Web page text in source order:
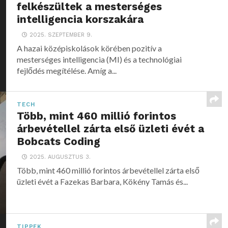
felkészültek a mesterséges
intelligencia korszakára
2025. SZEPTEMBER 9.
A hazai középiskolások körében pozitív a
mesterséges intelligencia (MI) és a technológiai
fejlődés megítélése. Amíg a...
TECH
Több, mint 460 millió forintos
árbevétellel zárta első üzleti évét a
Bobcats Coding
2025. AUGUSZTUS 3.
Több, mint 460 millió forintos árbevétellel zárta első
üzleti évét a Fazekas Barbara, Kökény Tamás és...
TIPPEK